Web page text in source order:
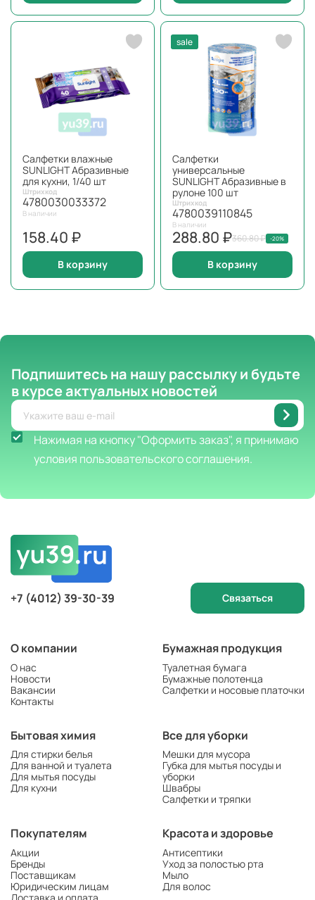
Салфетки влажные
SUNLIGHT Абразивные
для кухни, 1/40 шт
Штрихкод
4780030033372
В наличии
158.40 ₽
В корзину
sale
Салфетки
универсальные
SUNLIGHT Абразивные в
рулоне 100 шт
Штрихкод
4780039110845
В наличии
288.80 ₽360.80 ₽ -20%
В корзину
Подпишитесь на нашу рассылкуи будьте
в курсе актуальных новостей
Нажимая на кнопку "Оформить заказ", я принимаю
условия пользовательского соглашения.
+7 (4012) 39-30-39 Связаться
О компании
О нас
Новости
Вакансии
Контакты
Бумажная продукция
Туалетная бумага
Бумажные полотенца
Салфетки и носовые платочки
Бытовая химия
Для стирки белья
Для ванной и туалета
Для мытья посуды
Для кухни
Все для уборки
Мешки для мусора
Губка для мытья посуды и
уборки
Швабры
Салфетки и тряпки
Покупателям
Акции
Бренды
Поставщикам
Юридическим лицам
Доставка и оплата
Красота и здоровье
Антисептики
Уход за полостью рта
Мыло
Для волос